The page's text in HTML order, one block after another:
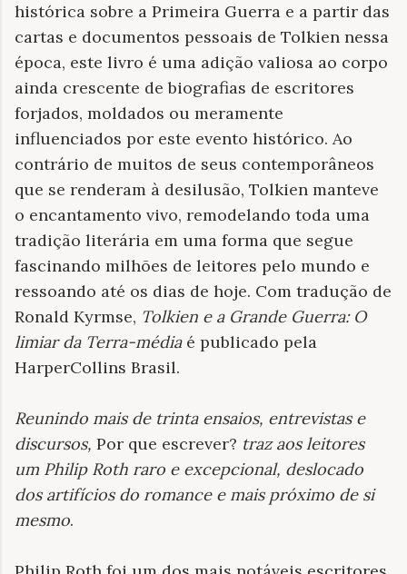
histórica sobre a Primeira Guerra e a partir das
cartas e documentos pessoais de Tolkien nessa
época, este livro é uma adição valiosa ao corpo
ainda crescente de biografias de escritores
forjados, moldados ou meramente
influenciados por este evento histórico. Ao
contrário de muitos de seus contemporâneos
que se renderam à desilusão, Tolkien manteve
o encantamento vivo, remodelando toda uma
tradição literária em uma forma que segue
fascinando milhões de leitores pelo mundo e
ressoando até os dias de hoje. Com tradução de
Ronald Kyrmse, Tolkien e a Grande Guerra: O
limiar da Terra-médiaé publicado pela
HarperCollins Brasil.
Reunindo mais de trinta ensaios, entrevistas e
discursos, Por que escrever? traz aos leitores
um Philip Roth raro e excepcional, deslocado
dos artifícios do romance e mais próximo de si
mesmo.